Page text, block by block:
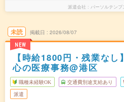
派遣会社 パーソルテンプ
未読
NEW
掲載日 2026/08/07
【時給1800円・残業な
心の医療事務@港区
職種未経験OK 交通費別途支給あり
派遣